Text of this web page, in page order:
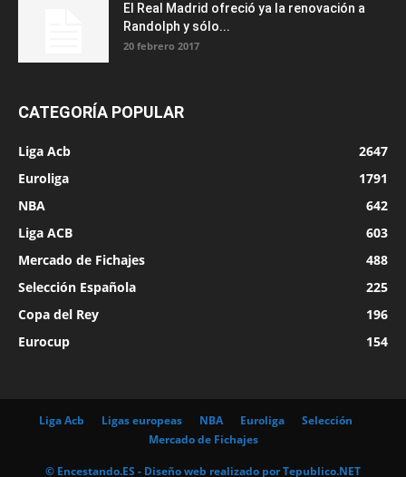
El Real Madrid ofreció ya la renovación a
Randolph y sólo...
20 febrero 2017
CATEGORÍA POPULAR
Liga Acb
2647
Euroliga
1791
NBA
642
Liga ACB
603
Mercado de Fichajes
488
Selección Española
225
Copa del Rey
196
Eurocup
154
Liga Acb Ligas europeas NBA Euroliga
Selección
Mercado de Fichajes
© Encestando.ES - Diseño web realizado porTepublico.NET